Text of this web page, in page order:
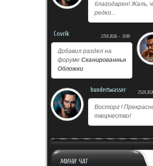
благодарен! Жаль,
редко...
Covrik 27.01.2026 - 21:00
Добавил раздел на
форуме Сканированные
Обложки
hundertwasser
Восторг !
творчество!
МИНИ ЧАТ